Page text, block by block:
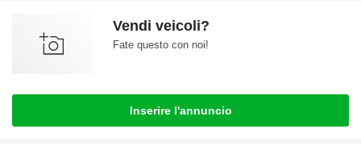
Vendi veicoli?
Fate questo con noi!
Inserire l'annuncio